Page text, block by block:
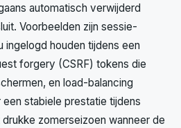
automatisch verwijderd
Voorbeelden zijn sessie-
houden tijdens een
forgery (CSRF) tokens die
en load-balancing
stabiele prestatie tijdens
zomerseizoen wanneer de